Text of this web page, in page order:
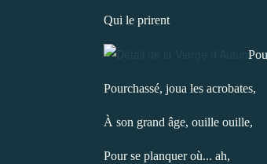
Qui le prirent
Pourchassé, joua les acrobates,
À son grand âge, ouille ouille,
Pour se planquer où... ah,